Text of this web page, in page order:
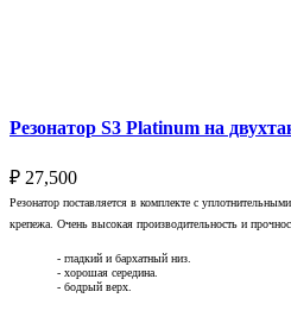
Резонатор S3 Platinum на
₽ 27,500
Резонатор поставляется в комплекте с
крепежа. Очень высокая производительность и
- гладкий и бархатный низ.
- хорошая середина.
- бодрый верх.